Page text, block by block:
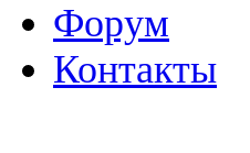
Форум
Контакты